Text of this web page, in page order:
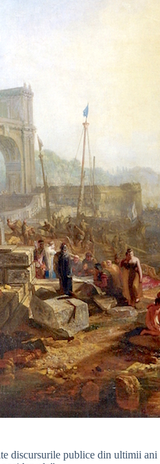
discursurile publice din ultimii ani